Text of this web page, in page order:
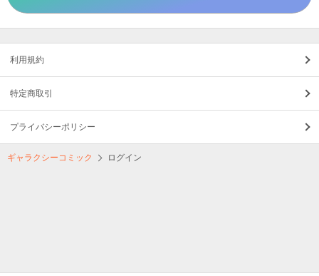
利用規約
特定商取引
プライバシーポリシー
ギャラクシーコミック ログイン